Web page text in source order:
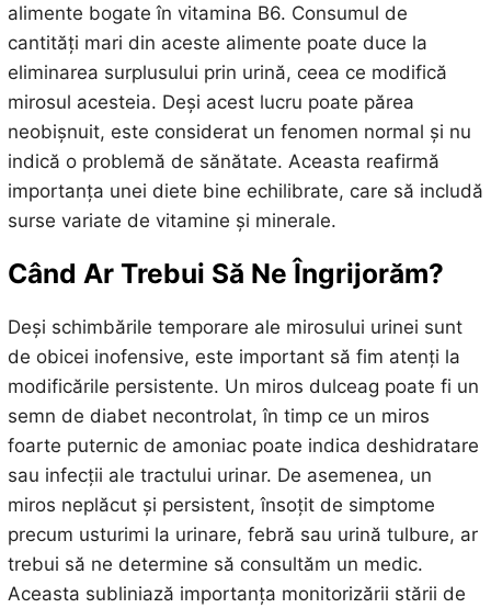
alimente bogate în vitamina B6. Consumul de
cantități mari din aceste alimente poate duce la
eliminarea surplusului prin urină, ceea ce modifică
mirosul acesteia. Deși acest lucru poate părea
neobișnuit, este considerat un fenomen normal și nu
indică o problemă de sănătate. Aceasta reafirmă
importanța unei diete bine echilibrate, care să includă
surse variate de vitamine și minerale.
Când Ar Trebui Să Ne Îngrijorăm?
Deși schimbările temporare ale mirosului urinei sunt
de obicei inofensive, este important să fim atenți la
modificările persistente. Un miros dulceag poate fi un
semn de diabet necontrolat, în timp ce un miros
foarte puternic de amoniac poate indica deshidratare
sau infecții ale tractului urinar. De asemenea, un
miros neplăcut și persistent, însoțit de simptome
precum usturimi la urinare, febră sau urină tulbure, ar
trebui să ne determine să consultăm un medic.
Aceasta subliniază importanța monitorizării stării de